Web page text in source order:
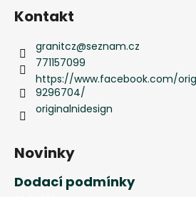
Kontakt
granitcz@seznam.cz
771157099
https://www.facebook.com/
9296704/
originalnidesign
Novinky
Dodací podmínky